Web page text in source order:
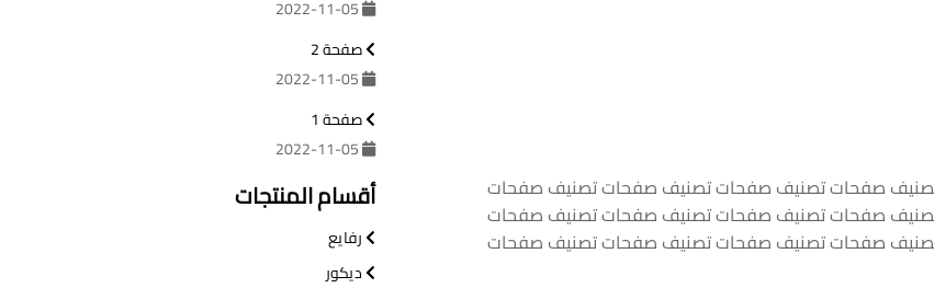
صفحات تصنيف صفحات تصنيف صفحات تصنيف صفحات
صفحات تصنيف صفحات تصنيف صفحات تصنيف صفحات
صفحات تصنيف صفحات تصنيف صفحات تصنيف صفحات
صفحة 2
صفحة 1
أقسام المنتجات
رفايع
ديكور